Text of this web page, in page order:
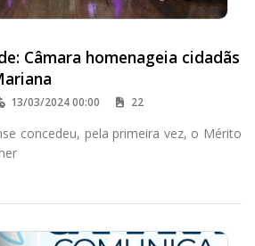
Câmara homenageia cidadãs
13/03/2024 00:00 22
concedeu, pela primeira vez, o Mérito